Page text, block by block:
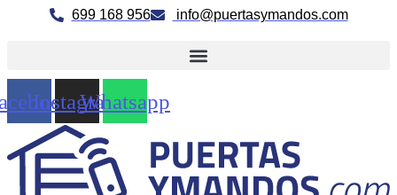
699 168 956 info@puertasymandos.com
InstagramWhatsapp